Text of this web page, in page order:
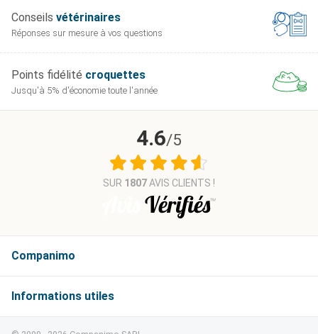
Conseils vétérinaires
Réponses sur mesure à vos questions
Points fidélité croquettes
Jusqu'à 5% d'économie toute l'année
Companimo
Informations
4.6/5
SUR 1807AVIS CLIENTS !